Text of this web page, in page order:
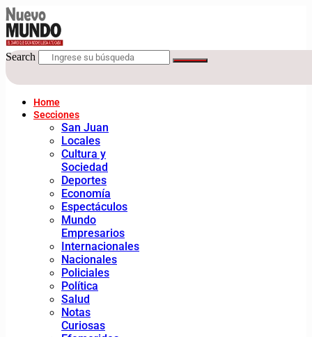
Search
Home
Secciones
San Juan
Locales
Cultura y
Sociedad
Deportes
Economía
Espectáculos
Mundo
Empresarios
Internacionales
Nacionales
Policiales
Política
Salud
Notas
Curiosas